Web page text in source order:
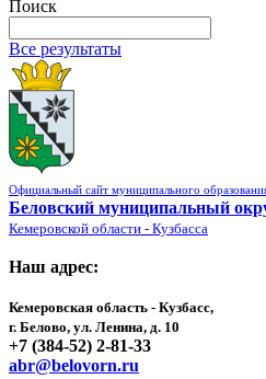
Поиск
Все результаты
Официальный сайт муниципального
Беловский муниципальный
Кемеровской области - Кузбасса
Наш адрес:
Кемеровская область - Кузбасс,
г. Белово, ул. Ленина, д. 10
+7 (384-52) 2-81-33
abr@belovorn.ru